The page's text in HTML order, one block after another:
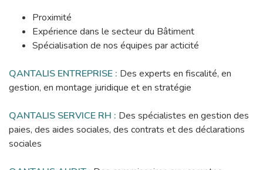
Proximité
Expérience dans le secteur du Bâtiment
Spécialisation de nos équipes par acticité
QANTALIS ENTREPRISE : Des experts en fiscalité, en
gestion, en montage juridique et en stratégie
QANTALIS SERVICE RH : Des spécialistes en gestion des
paies, des aides sociales, des contrats et des déclarations
sociales